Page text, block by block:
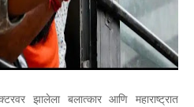
झालेला बलात्कार आणि महाराष्ट्रात